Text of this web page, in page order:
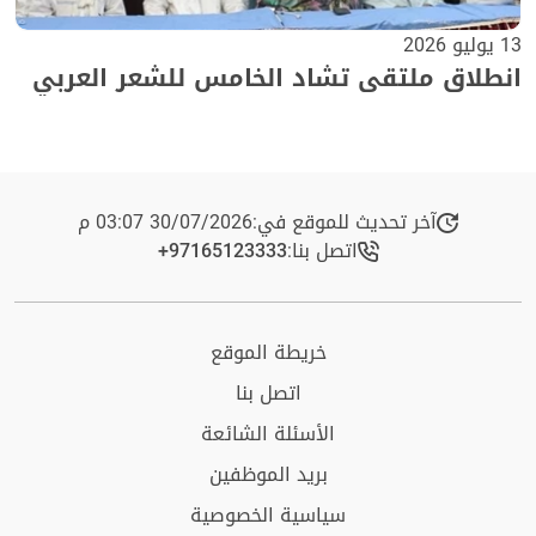
13 يوليو 2026
انطلاق ملتقى تشاد الخامس للشعر العربي
آخر تحديث للموقع في:30/07/2026 03:07 م
اتصل بنا:+97165123333​
خريطة الموقع
اتصل بنا
الأسئلة الشائعة
بريد الموظفين
سياسية الخصوصية